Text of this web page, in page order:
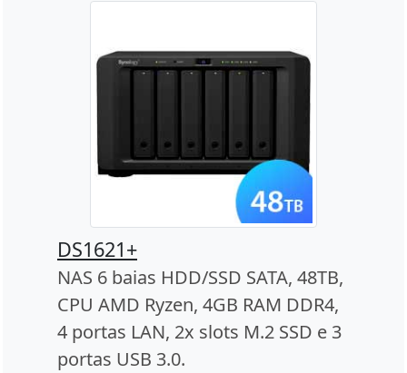
DS1621+
NAS 6 baias HDD/SSD SATA, 48TB,
CPU AMD Ryzen, 4GB RAM DDR4,
4 portas LAN, 2x slots M.2 SSD e 3
portas USB 3.0.